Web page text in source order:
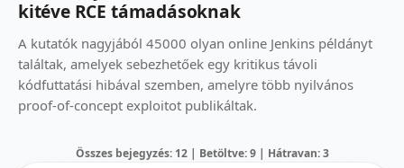
kitéve RCE támadásoknak
A kutatók nagyjából 45000 olyan online Jenkins példányt
találtak, amelyek sebezhetőek egy kritikus távoli
kódfuttatási hibával szemben, amelyre több nyilvános
proof-of-concept exploitot publikáltak.
Összes bejegyzés: 12 | Betöltve: 9 | Hátravan: 3